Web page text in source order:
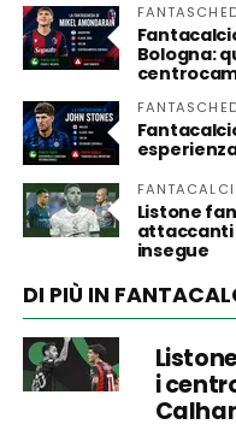
Bologna:
Listone
attaccanti
insegue
DI PIÙ IN
i